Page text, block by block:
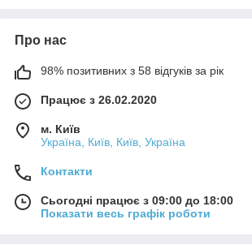
Про нас
98% позитивних з 58 відгуків за рік
Працює з 26.02.2020
м. Київ
Україна, Київ, Київ, Україна
Контакти
Сьогодні працює з 09:00 до 18:00
Показати весь графік роботи